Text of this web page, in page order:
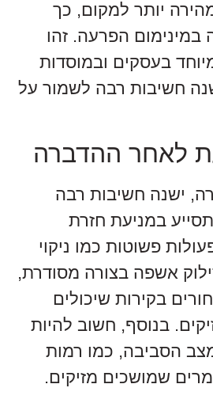
יותר למקום, כך
במינימום הפרעה. זהו
בעסקים ובמוסדות
חשיבות רבה לשמור על
לאחר ההדברה
ישנה חשיבות רבה
במניעת חזרת
פשוטות כמו ניקוי
אשפה בצורה מסודרת,
בקירות שיכולים
בנוסף, חשוב להיות
הסביבה, כמו רמות
שמושכים מזיקים.